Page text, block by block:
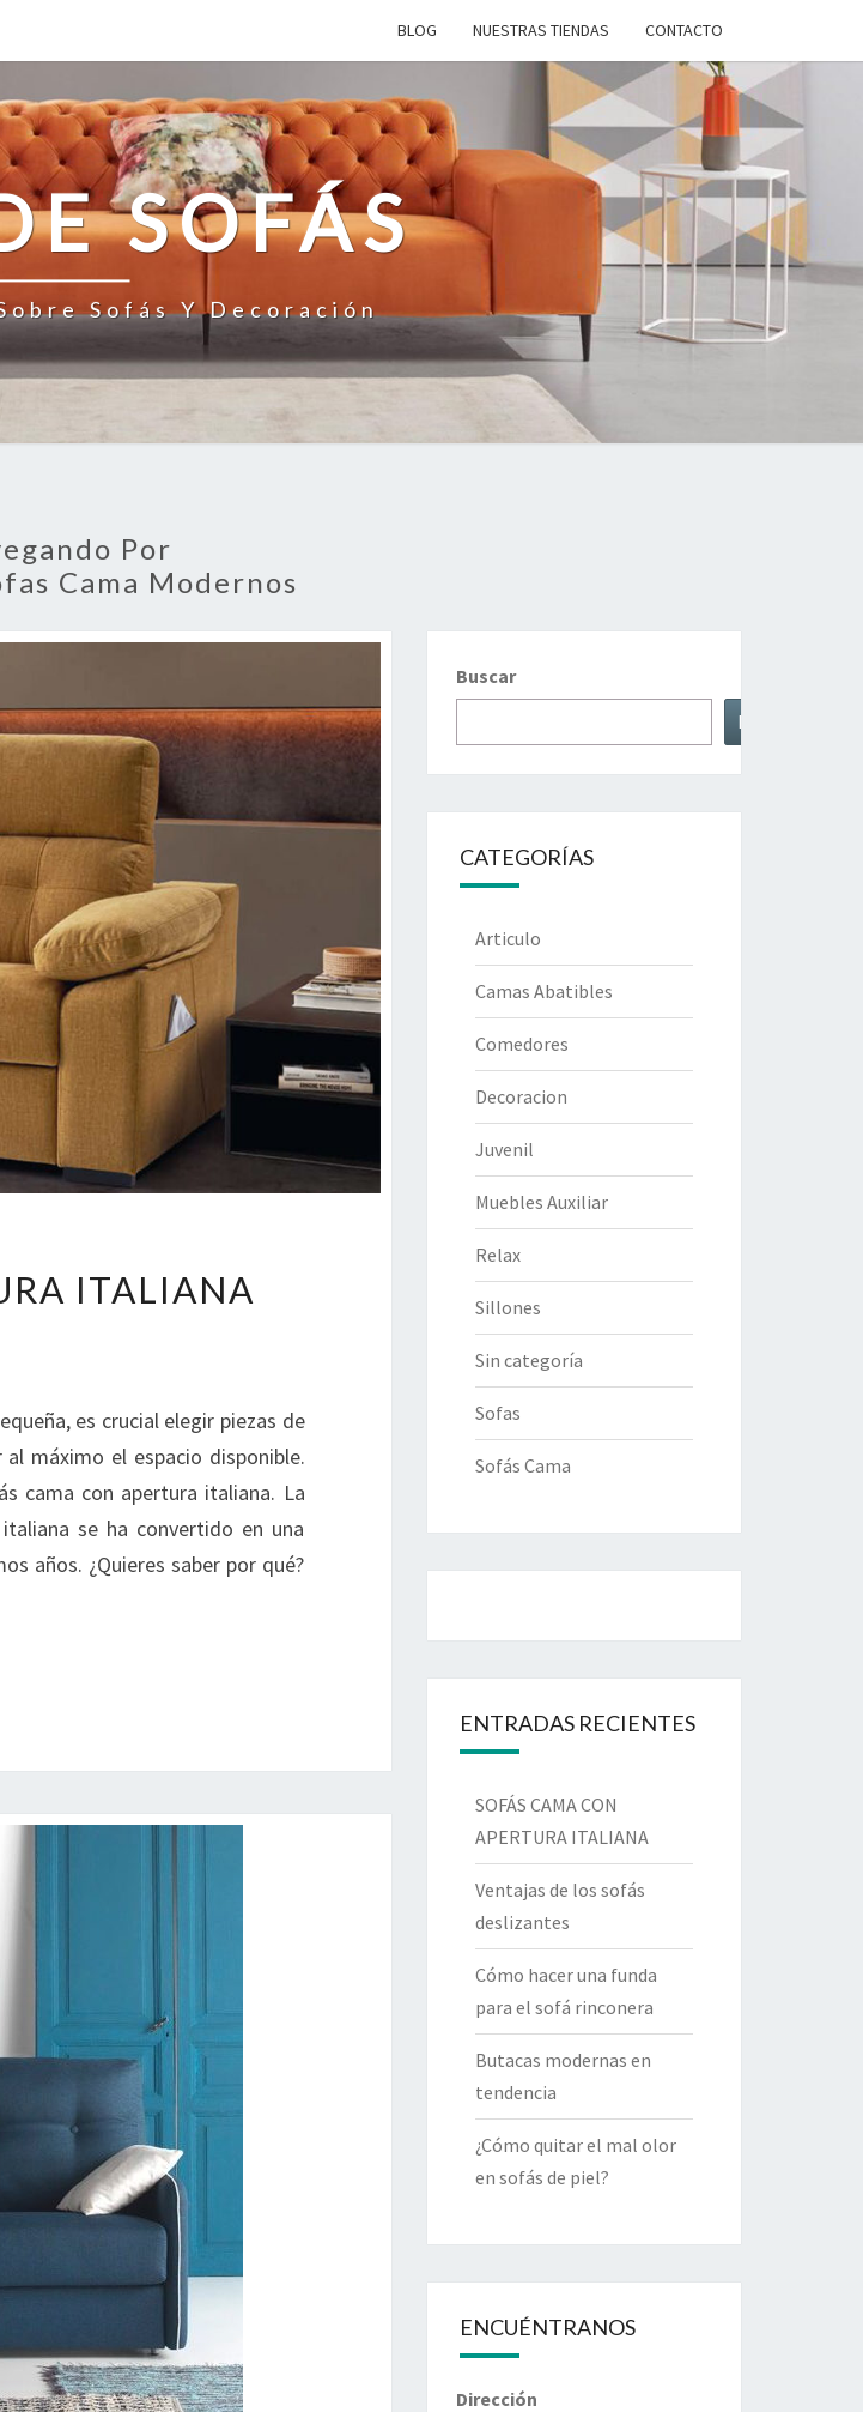
BLOG NUESTRAS TIENDAS CONTACTO
SOFÁS
Sofás Y Decoración
Por
Cama Modernos
ITALIANA
es crucial elegir piezas de
máximo el espacio disponible.
cama con apertura italiana. La
se ha convertido en una
años. ¿Quieres saber por qué?
Buscar
Buscar
CATEGORÍAS
Articulo
Camas Abatibles
Comedores
Decoracion
Juvenil
Muebles Auxiliar
Relax
Sillones
Sin categoría
Sofas
Sofás Cama
ENTRADAS RECIENTES
SOFÁS CAMA CON
APERTURA ITALIANA
Ventajas de los sofás
deslizantes
Cómo hacer una funda
para el sofá rinconera
Butacas modernas en
tendencia
¿Cómo quitar el mal olor
en sofás de piel?
ENCUÉNTRANOS
Dirección